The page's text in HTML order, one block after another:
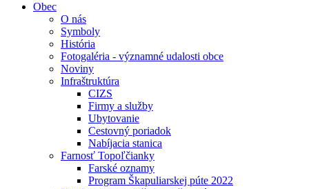
Obec
O nás
Symboly
História
Fotogaléria - významné udalosti obce
Noviny
Infraštruktúra
CIZS
Firmy a služby
Ubytovanie
Cestovný poriadok
Nabíjacia stanica
Farnosť Topoľčianky
Farské oznamy
Program Škapuliarskej púte 2022